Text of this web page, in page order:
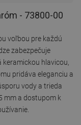
- 73800-00
voľbou pre každú
zabezpečuje
keramickou hlavicou,
pridáva eleganciu a
vody a trieda
mm a dostupom k